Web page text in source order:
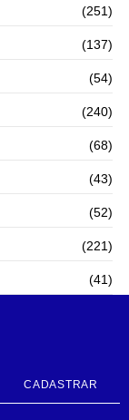
(251)
(137)
(54)
(240)
(68)
(43)
(52)
(221)
(41)
CADASTRAR